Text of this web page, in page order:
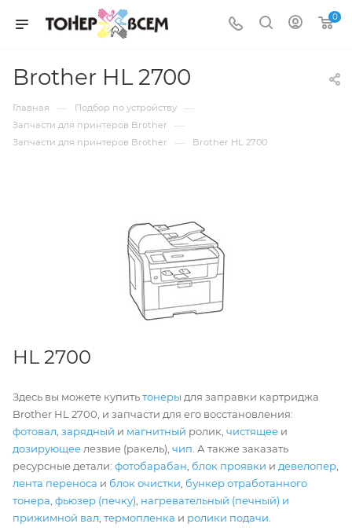
0
Brother HL 2700
Главная — Подбор по устройству —
Запчасти для принтеров Brother —
Запчасти для принтеров Brother — Brother HL 2700
HL 2700
Здесь вы можете купитьтонеры для заправки картриджа
Brother HL 2700, и запчасти для его восстановления:
фотовал зарядный и магнитный ролик, чистящее и
дозирующее лезвие (ракель), чип . А также заказать
ресурсные детали: фотобарабан блок проявки и девелопер
лента переноса и блок очистки бункер отработанного
тонера фьюзер (печку) нагревательный (печный) и
прижимной вал термопленка и ролики подачи